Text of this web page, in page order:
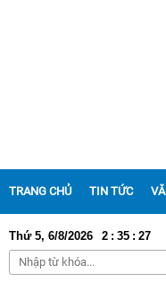
TRANG CHỦ TIN TỨC
Thứ 5, 6/8/2026 2 : 35 : 28
Tiếp